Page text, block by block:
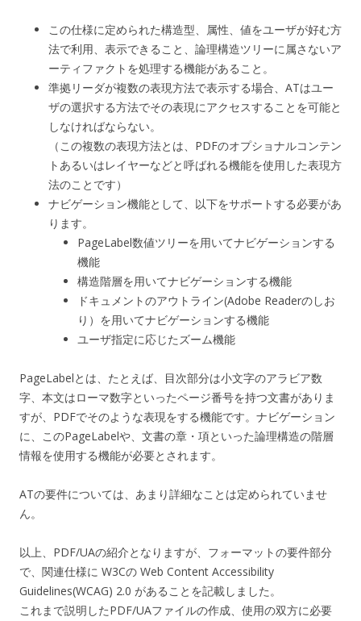
この仕様に定められた構造型、属性、値をユーザが好む方
法で利用、表示できること、論理構造ツリーに属さないア
ーティファクトを処理する機能があること。
準拠リーダが複数の表現方法で表示する場合、ATはユー
ザの選択する方法でその表現にアクセスすることを可能と
しなければならない。
（この複数の表現方法とは、PDFのオプショナルコンテン
トあるいはレイヤーなどと呼ばれる機能を使用した表現方
法のことです）
ナビゲーション機能として、以下をサポートする必要があ
ります。
PageLabel数値ツリーを用いてナビゲーションする
機能
構造階層を用いてナビゲーションする機能
ドキュメントのアウトライン(Adobe Readerのしお
り）を用いてナビゲーションする機能
ユーザ指定に応じたズーム機能
PageLabelとは、たとえば、目次部分は小文字のアラビア数
字、本文はローマ数字といったページ番号を持つ文書がありま
すが、PDFでそのような表現をする機能です。ナビゲーション
に、このPageLabelや、文書の章・項といった論理構造の階層
情報を使用する機能が必要とされます。
ATの要件については、あまり詳細なことは定められていませ
ん。
以上、PDF/UAの紹介となりますが、フォーマットの要件部分
で、関連仕様に W3Cの Web Content Accessibility
Guidelines(WCAG) 2.0 があることを記載しました。
これまで説明したPDF/UAファイルの作成、使用の双方に必要